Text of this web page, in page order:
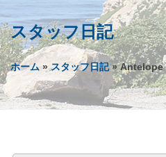
スタッフ日記
ホーム»スタッフ日記» Antelope